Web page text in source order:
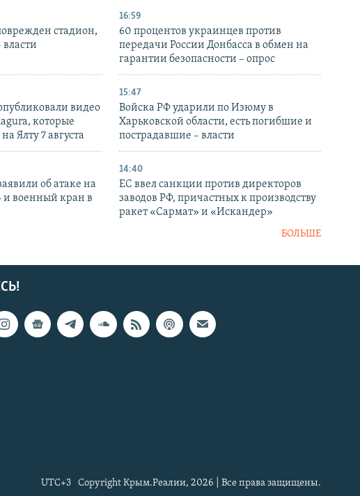
стадион,
власти
16:59
60 процентов украинцев против
передачи России Донбасса в обмен на
гарантии безопасности – опрос
видео
которые
Ялту 7 августа
15:47
Войска РФ ударили по Изюму в
Харьковской области, есть погибшие и
пострадавшие – власти
об атаке на
военный кран в
14:40
ЕС ввел санкции против директоров
заводов РФ, причастных к производству
ракет «Сармат» и «Искандер»
БОЛЬШЕ
Copyright Крым.Реалии, 2026 | Все права защищены.
UTC+3